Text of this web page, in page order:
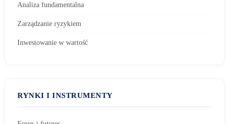
Analiza fundamentalna
Zarządzanie ryzykiem
Inwestowanie w wartość
RYNKI I INSTRUMENTY